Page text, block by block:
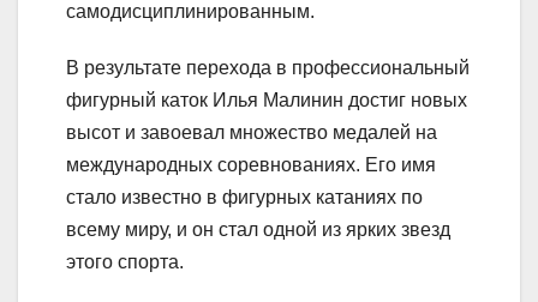
самодисциплинированным.
В результате перехода в профессиональный
фигурный каток Илья Малинин достиг новых
высот и завоевал множество медалей на
международных соревнованиях. Его имя
стало известно в фигурных катаниях по
всему миру, и он стал одной из ярких звезд
этого спорта.